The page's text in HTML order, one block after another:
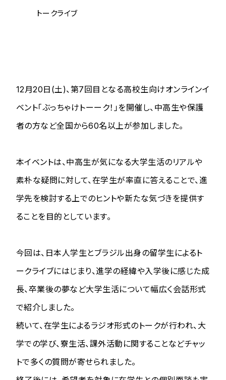
トークライブ
12月20日(土)、第7回目となる高校生向けオンラインイ
ベント「ぶっちゃけトーーク！」を開催し、中高生や保護
者の方など全国から60名以上が参加しました。
本イベントは、中高生が気になる大学生活のリアルや
素朴な疑問に対して、在学生が率直に答えることで、進
学先を検討する上でのヒントや新たな気づきを提供す
ることを目的としています。
今回は、日本人学生とブラジル出身の留学生によるト
ークライブにはじまり、進学の経緯や入学後に感じた成
長、卒業後の夢など大学生活について幅広く会話形式
で紹介しました。
続いて、在学生によるラジオ形式のトークが行われ、大
学での学び、寮生活、課外活動に関することなどチャッ
トで多くの質問が寄せられました。